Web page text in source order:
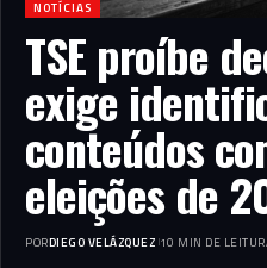
NOTÍCIAS
TSE proíbe
exige
conteúdos
eleições de
PORDIEGO VELÁZQUEZ 10 MIN DE